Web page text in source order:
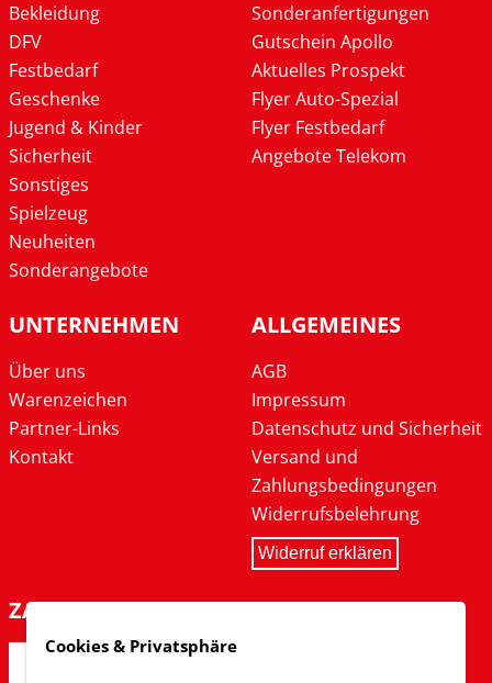
Bekleidung
DFV
Festbedarf
Geschenke
Jugend & Kinder
Sicherheit
Sonstiges
Spielzeug
Neuheiten
Sonderangebote
Sonderanfertigungen
Gutschein Apollo
Aktuelles Prospekt
Flyer Auto-Spezial
Flyer Festbedarf
Angebote Telekom
UNTERNEHMEN
Über uns
Warenzeichen
Partner-Links
Kontakt
ALLGEMEINES
AGB
Impressum
Datenschutz und Sicherheit
Versand und
Zahlungsbedingungen
Widerrufsbelehrung
Widerruf erklären
ZAHLARTEN
Cookies & Privatsphäre